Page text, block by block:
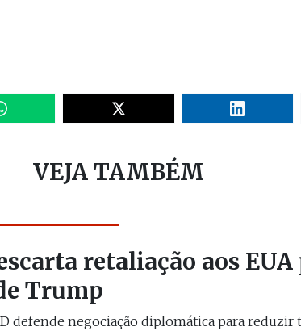
VEJA TAMBÉM
retaliação aos
Trump
defende negociação diplomática para reduzir